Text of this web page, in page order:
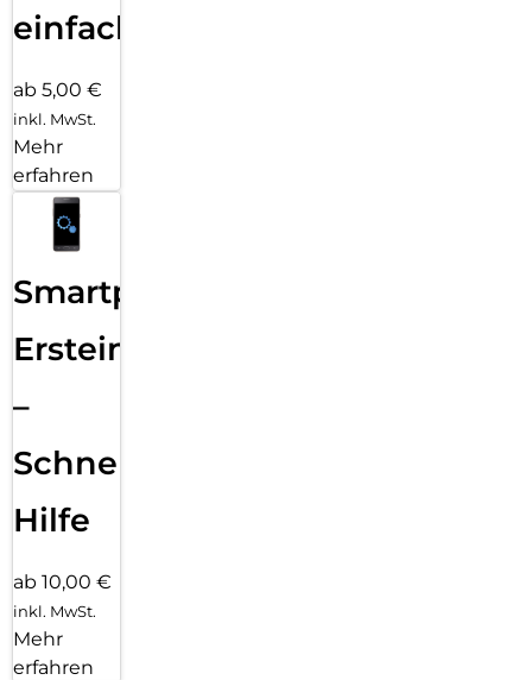
einfach
ab 5,00 €
inkl. MwSt.
Mehr
erfahren
Smartphone
Ersteinrichtung
–
Schnelle
Hilfe
ab 10,00 €
inkl. MwSt.
Mehr
erfahren